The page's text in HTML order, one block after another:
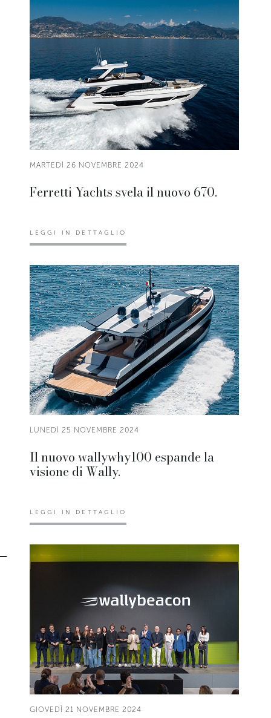
MARTEDÌ 26 NOVEMBRE 2024
Ferretti Yachts svela il nuovo 670.
LEGGI IN DETTAGLIO
LUNEDÌ 25 NOVEMBRE 2024
Il nuovo wallywhy100 espande la
visione di Wally.
LEGGI IN DETTAGLIO
GIOVEDÌ 21 NOVEMBRE 2024